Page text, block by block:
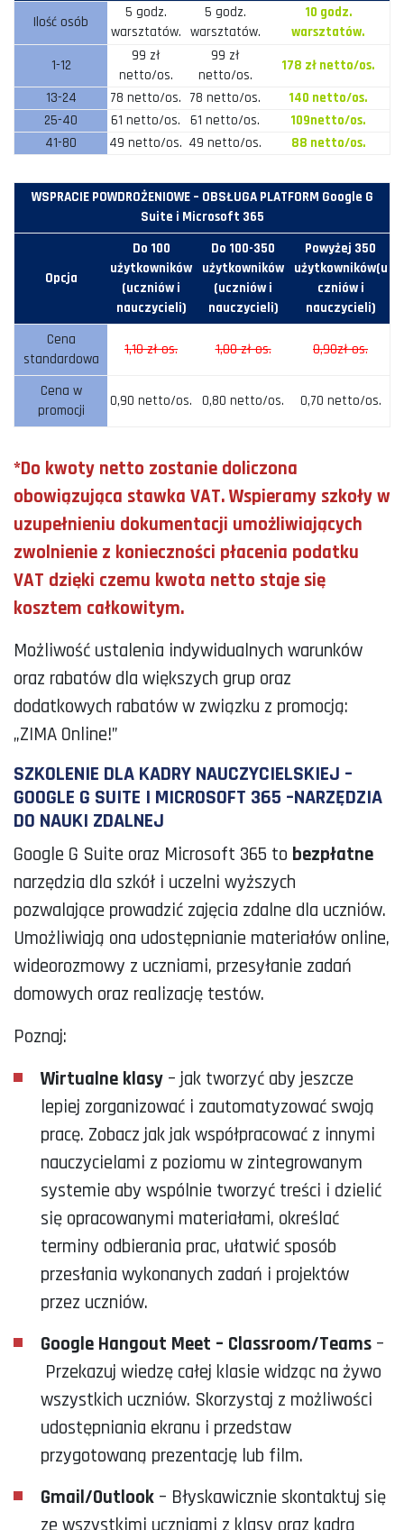
Ilość osób
5 godz.
warsztatów.
5 godz.
warsztatów.
10 godz.
warsztatów.
1-12
99 zł
netto/os.
99 zł
netto/os.
178 zł netto/os.
13-24
78 netto/os. 78 netto/os.
140 netto/os.
25-40
61 netto/os. 61 netto/os.
109netto/os.
41-80
49 netto/os. 49 netto/os. 88 netto/os.
WSPRACIE POWDROŻENIOWE – OBSŁUGA PLATFORM Google G
Suite i Microsoft 365
Opcja
Do 100
użytkowników
(uczniów i
nauczycieli)
Do 100-350
użytkowników
(uczniów i
nauczycieli)
Powyżej 350
użytkowników(u
czniów i
nauczycieli)
Cena
standardowa
1,10 zł os. 1,00 zł os. 0,90zł os.
Cena w
promocji
0,90 netto/os. 0,80 netto/os. 0,70 netto/os.
*Do kwoty netto zostanie doliczona
obowiązująca stawka VAT. Wspieramy szkoły w
uzupełnieniu dokumentacji umożliwiających
zwolnienie z konieczności płacenia podatku
VAT dzięki czemu kwota netto staje się
kosztem całkowitym.
Możliwość ustalenia indywidualnych warunków
oraz rabatów dla większych grup oraz
dodatkowych rabatów w związku z promocją:
„ZIMA Online!”
SZKOLENIE DLA KADRY NAUCZYCIELSKIEJ –
GOOGLE G SUITE I MICROSOFT 365 –NARZĘDZIA
DO NAUKI ZDALNEJ
Google G Suite oraz Microsoft 365 to bezpłatne
narzędzia dla szkół i uczelni wyższych
pozwalające prowadzić zajęcia zdalne dla uczniów.
Umożliwiają ona udostępnianie materiałów online,
wideorozmowy z uczniami, przesyłanie zadań
domowych oraz realizację testów.
Poznaj:
Wirtualne klasy – jak tworzyć aby jeszcze
lepiej zorganizować i zautomatyzować swoją
pracę. Zobacz jak jak współpracować z innymi
nauczycielami z poziomu w zintegrowanym
systemie aby wspólnie tworzyć treści i dzielić
się opracowanymi materiałami, określać
terminy odbierania prac, ułatwić sposób
przesłania wykonanych zadań i projektów
przez uczniów.
Google Hangout Meet – Classroom/Teams –
Przekazuj wiedzę całej klasie widząc na żywo
wszystkich uczniów. Skorzystaj z możliwości
udostępniania ekranu i przedstaw
przygotowaną prezentację lub film.
Gmail/Outlook – Błyskawicznie skontaktuj się